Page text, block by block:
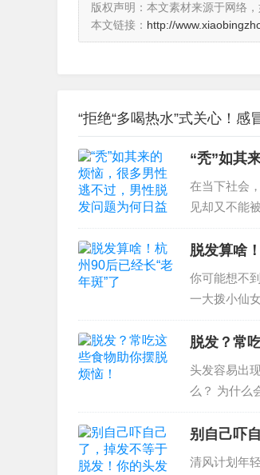
版权声明：本文素材来源于网络，
本文链接： http://
“拒绝“多喝热水”式关心！
“秃”如其
在当下社会
见却又不能
本，可不知...
脱发算啥
你可能想不
一大拨小仙
脱发？常
头发容易出
么？ 为什么
别自己吓
清风计划年